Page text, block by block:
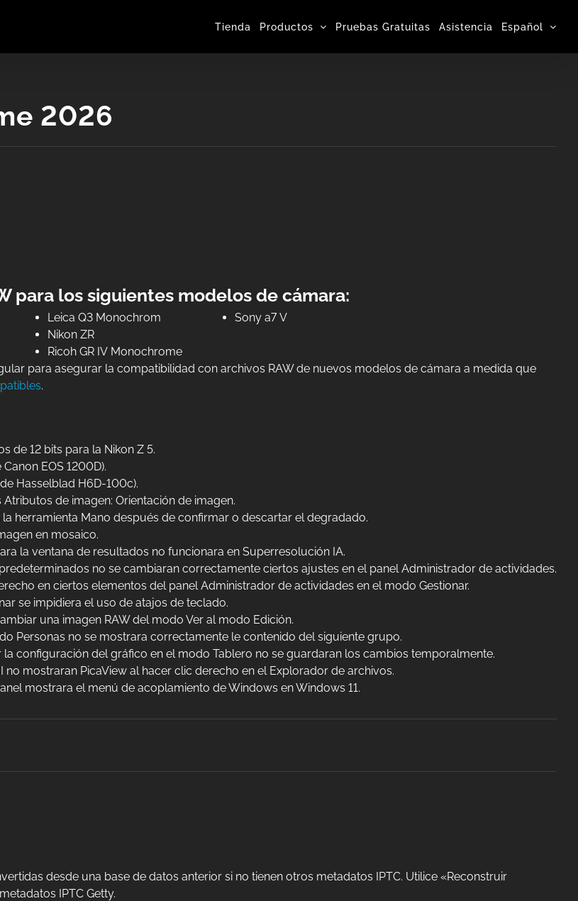
Tienda Productos Pruebas Gratuitas Asistencia Español
2026
para los siguientes modelos de cámara:
Leica Q3 Monochrom
Nikon ZR
Ricoh GR IV Monochrome
Sony a7 V
para asegurar la compatibilidad con archivos RAW de nuevos modelos de cámara a medida que
.
de 12 bits para la Nikon Z 5.
EOS 1200D).
Hasselblad H6D-100c).
de imagen: Orientación de imagen.
herramienta Mano después de confirmar o descartar el degradado.
en mosaico.
la ventana de resultados no funcionara en Superresolución IA.
no se cambiaran correctamente ciertos ajustes en el panel Administrador de actividades.
en ciertos elementos del panel Administrador de actividades en el modo Gestionar.
se impidiera el uso de atajos de teclado.
una imagen RAW del modo Ver al modo Edición.
Personas no se mostrara correctamente le contenido del siguiente grupo.
configuración del gráfico en el modo Tablero no se guardaran los cambios temporalmente.
mostraran PicaView al hacer clic derecho en el Explorador de archivos.
mostrara el menú de acoplamiento de Windows en Windows 11.
desde una base de datos anterior si no tienen otros metadatos IPTC. Utilice «Reconstruir
IPTC Getty.